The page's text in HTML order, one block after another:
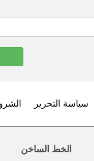
سياسة التحرير
الخط الساخن